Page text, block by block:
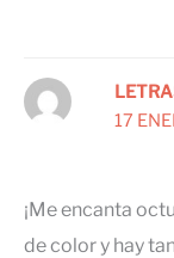
17
¡Me encanta
de color y hay